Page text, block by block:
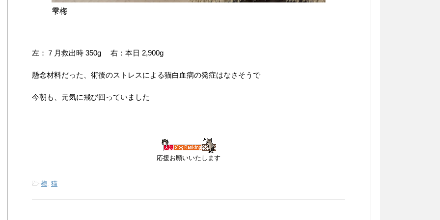
雫梅
左：７月救出時 350g 右：本日 2,900g
懸念材料だった、術後のストレスによる猫白血病の発症はなさそうで
今朝も、元気に飛び回っていました
応援お願いいたします
-梅 猫